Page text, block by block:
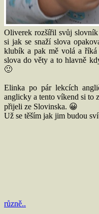
Oliverek rozšířil svůj
si jak se snaží slova
klubík a pak mě volá a
slova do věty a to hlavně
🙂
Elinka po pár lekcích
anglicky a tento víkend si to
přijeli ze Slovinska. 😀
Už se těším jak jim budou
různě..